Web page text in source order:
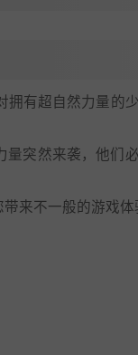
拥有超自然力量的
量突然来袭，他们
来不一般的游戏体